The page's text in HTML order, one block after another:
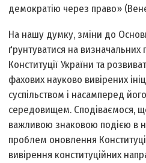
демократію через право»
На нашу думку, зміни до
ґрунтуватися на
Конституції України та
фахових науково вивірених
суспільством і насамперед
середовищем. Сподіваємося,
важливою знаковою подією в
проблем оновлення
вивірення конституційних